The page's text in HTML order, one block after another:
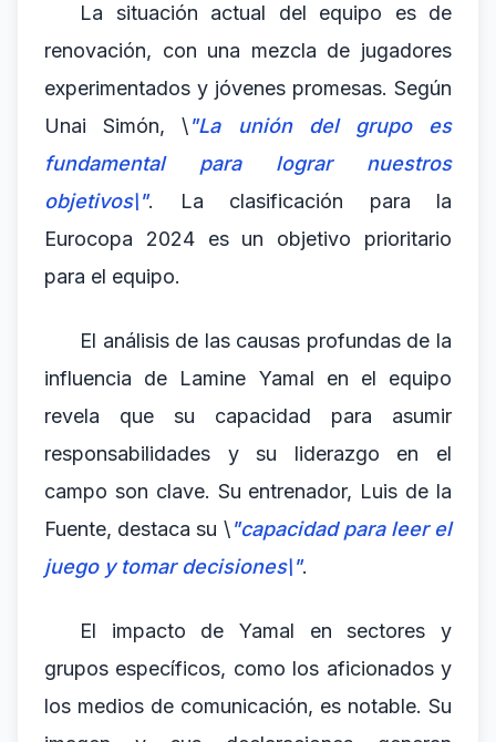
La situación actual del equipo es de
renovación, con una mezcla de jugadores
experimentados y jóvenes promesas. Según
Unai Simón, \"La unión del grupo es
fundamental para lograr nuestros
objetivos\". La clasificación para la
Eurocopa 2024 es un objetivo prioritario
para el equipo.
El análisis de las causas profundas de la
influencia de Lamine Yamal en el equipo
revela que su capacidad para asumir
responsabilidades y su liderazgo en el
campo son clave. Su entrenador, Luis de la
Fuente, destaca su \"capacidad para leer el
juego y tomar decisiones\".
El impacto de Yamal en sectores y
grupos específicos, como los aficionados y
los medios de comunicación, es notable. Su